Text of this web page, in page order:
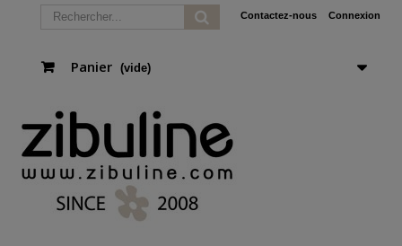
Connexion
Contactez-nous
Panier (vide)